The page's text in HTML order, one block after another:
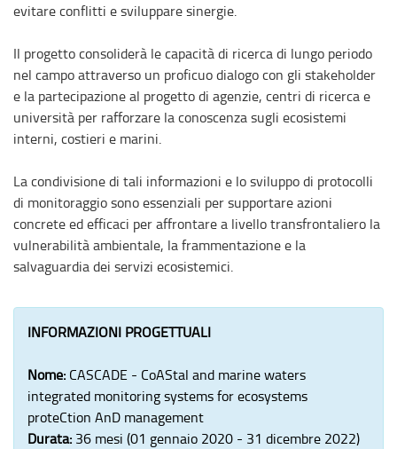
evitare conflitti e sviluppare sinergie.
Il progetto consoliderà le capacità di ricerca di lungo periodo
nel campo attraverso un proficuo dialogo con gli stakeholder
e la partecipazione al progetto di agenzie, centri di ricerca e
università per rafforzare la conoscenza sugli ecosistemi
interni, costieri e marini.
La condivisione di tali informazioni e lo sviluppo di protocolli
di monitoraggio sono essenziali per supportare azioni
concrete ed efficaci per affrontare a livello transfrontaliero la
vulnerabilità ambientale, la frammentazione e la
salvaguardia dei servizi ecosistemici.
INFORMAZIONI PROGETTUALI
Nome: CASCADE - CoAStal and marine waters
integrated monitoring systems for ecosystems
proteCtion AnD management
Durata: 36 mesi (01 gennaio 2020 - 31 dicembre 2022)